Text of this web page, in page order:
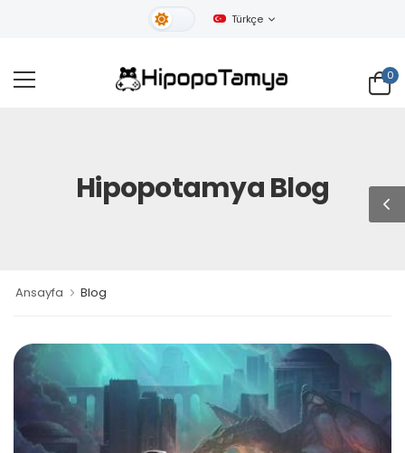
Gündüz Tema
Türkçe
0
Hipopotamya Blog
Ansayfa Blog